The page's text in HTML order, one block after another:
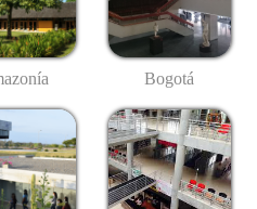
Bogotá